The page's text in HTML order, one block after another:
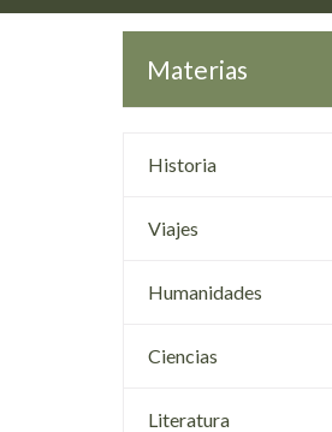
Materias
Historia
Viajes
Humanidades
Ciencias
Literatura